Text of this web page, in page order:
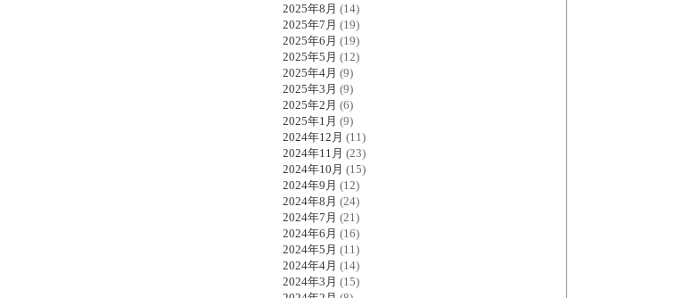
2025年8月 (14)
2025年7月 (19)
2025年6月 (19)
2025年5月 (12)
2025年4月 (9)
2025年3月 (9)
2025年2月 (6)
2025年1月 (9)
2024年12月 (11)
2024年11月 (23)
2024年10月 (15)
2024年9月 (12)
2024年8月 (24)
2024年7月 (21)
2024年6月 (16)
2024年5月 (11)
2024年4月 (14)
2024年3月 (15)